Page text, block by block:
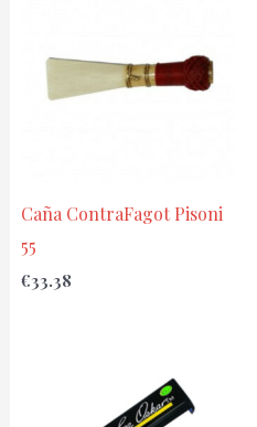
Caña ContraFagot Pisoni
55
€33.38